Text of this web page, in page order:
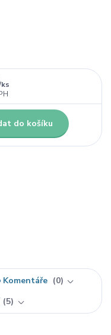
ks
do košíku
Komentáře
0
5